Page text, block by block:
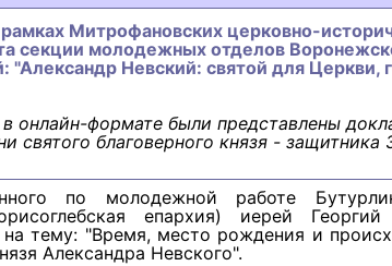
Митрофановских церковно-
секции молодежных отделов
"Александр Невский: святой для Церкви,
онлайн-формате были представлены
святого благоверного князя - защитника
по молодежной работе
епархия) иерей
тему: "Время, место рождения и
Александра Невского".